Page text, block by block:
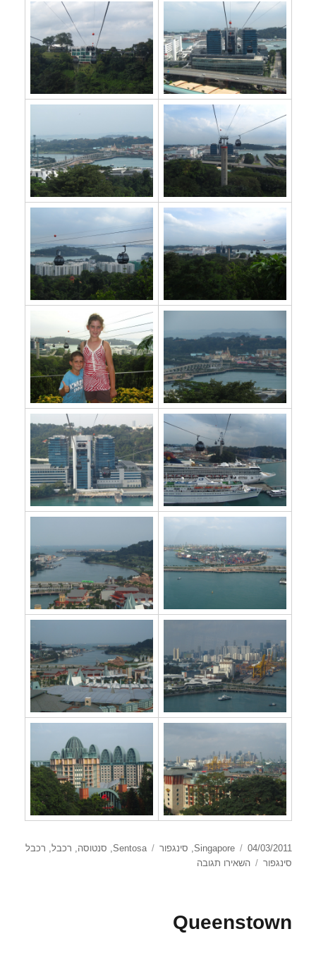
פורסם
בתאריך
04/03/2011 קטגוריות
Singapore
, סינגפור תגיות
Sentosa
, סנטוסה, רכבל, רכבל
סינגפור
השאירו תגובה
Queenstown